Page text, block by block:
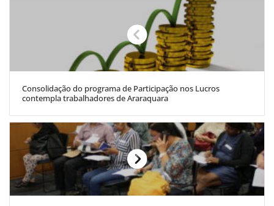
Consolidação do programa de Participação nos Lucros
contempla trabalhadores de Araraquara